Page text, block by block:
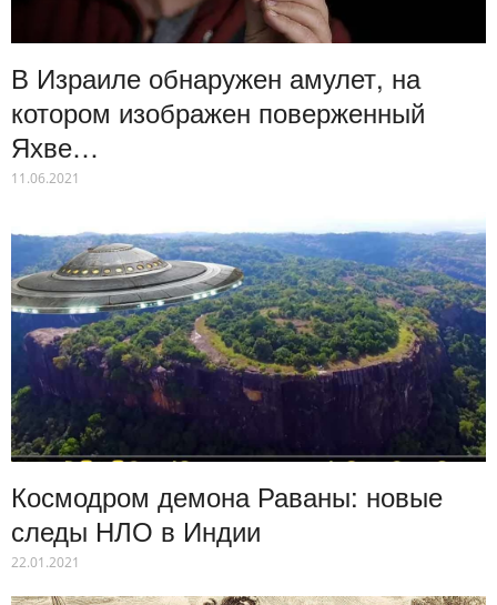
В Израиле обнаружен амулет, на
котором изображен поверженный
Яхве…
11.06.2021
Космодром демона Раваны: новые
следы НЛО в Индии
22.01.2021